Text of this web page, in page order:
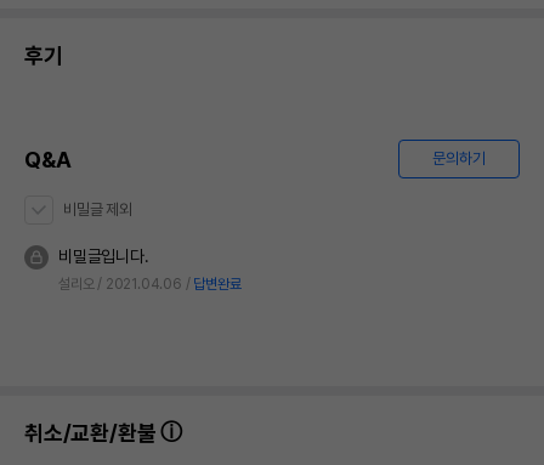
후기
Q&A 문의하기
비밀글 제외
비밀글입니다.
설리오 2021.04.06 답변완료
취소/교환/환불